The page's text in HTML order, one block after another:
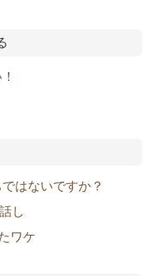
はないですか？
し
ワケ